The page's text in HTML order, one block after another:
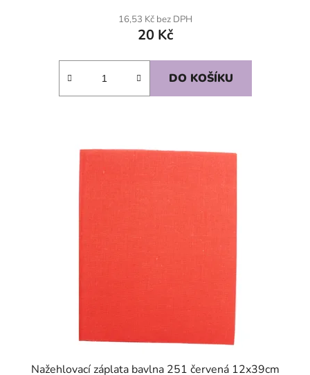
16,53 Kč bez DPH
20 Kč
DO KOŠÍKU
Nažehlovací záplata bavlna 251 červená 12x39cm